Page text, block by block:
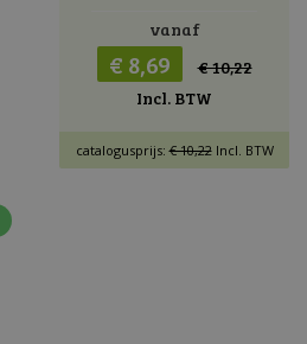
vanaf
€ 8,69
€ 10,22
Incl. BTW
catalogusprijs:€ 10,22Incl. BTW